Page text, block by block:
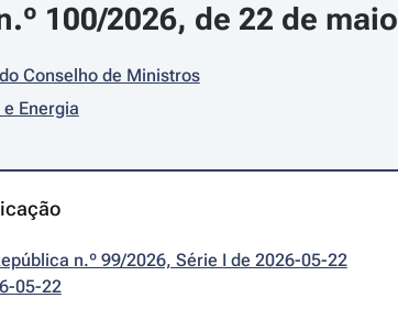
100/2026, de 22 de maio
Conselho de Ministros
Energia
n.º 99/2026, Série I de 2026-05-22
05-22